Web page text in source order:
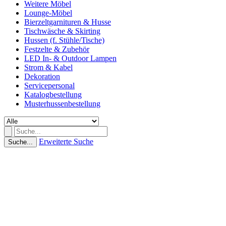
Weitere Möbel
Lounge-Möbel
Bierzeltgarnituren & Husse
Tischwäsche & Skirting
Hussen (f. Stühle/Tische)
Festzelte & Zubehör
LED In- & Outdoor Lampen
Strom & Kabel
Dekoration
Servicepersonal
Katalogbestellung
Musterhussenbestellung
Suche... Erweiterte Suche
(0